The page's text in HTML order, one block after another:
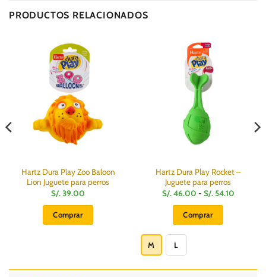
PRODUCTOS RELACIONADOS
Hartz Dura Play Zoo Baloon
Lion Juguete para perros
S/.39.00
Comprar
Hartz Dura Play Rocket –
Juguete para perros
S/.46.00 - S/. 54.10Rango
Comprar
múltiples
M L